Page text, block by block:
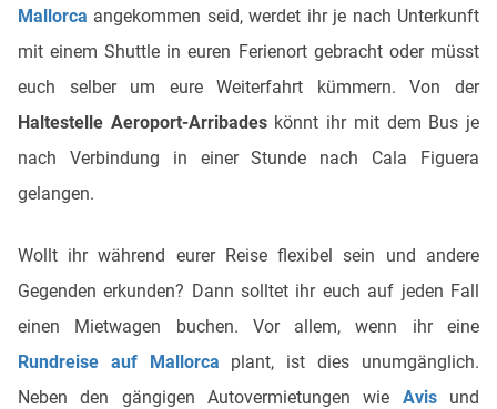
Mallorca angekommen seid, werdet ihr je nach Unterkunft
mit einem Shuttle in euren Ferienort gebracht oder müsst
euch selber um eure Weiterfahrt kümmern. Von der
Haltestelle Aeroport-Arribadeskönnt ihr mit dem Bus je
nach Verbindung in einer Stunde nach Cala Figuera
gelangen.
Wollt ihr während eurer Reise flexibel sein und andere
Gegenden erkunden? Dann solltet ihr euch auf jeden Fall
einen Mietwagen buchen. Vor allem, wenn ihr eine
Rundreise auf Mallorca plant, ist dies unumgänglich.
Neben den gängigen Autovermietungen wie Avisund